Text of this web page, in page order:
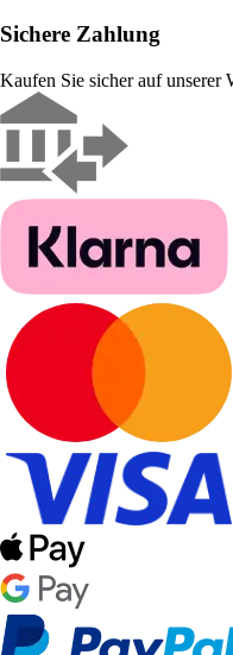
Sichere Zahlung
Kaufen Sie sicher auf unserer